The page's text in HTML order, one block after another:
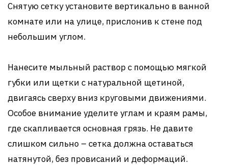
Снятую сетку установите вертикально в ванной
комнате или на улице, прислонив к стене под
небольшим углом.
Нанесите мыльный раствор с помощью мягкой
губки или щетки с натуральной щетиной,
двигаясь сверху вниз круговыми движениями.
Особое внимание уделите углам и краям рамы,
где скапливается основная грязь. Не давите
слишком сильно – сетка должна оставаться
натянутой, без провисаний и деформаций.